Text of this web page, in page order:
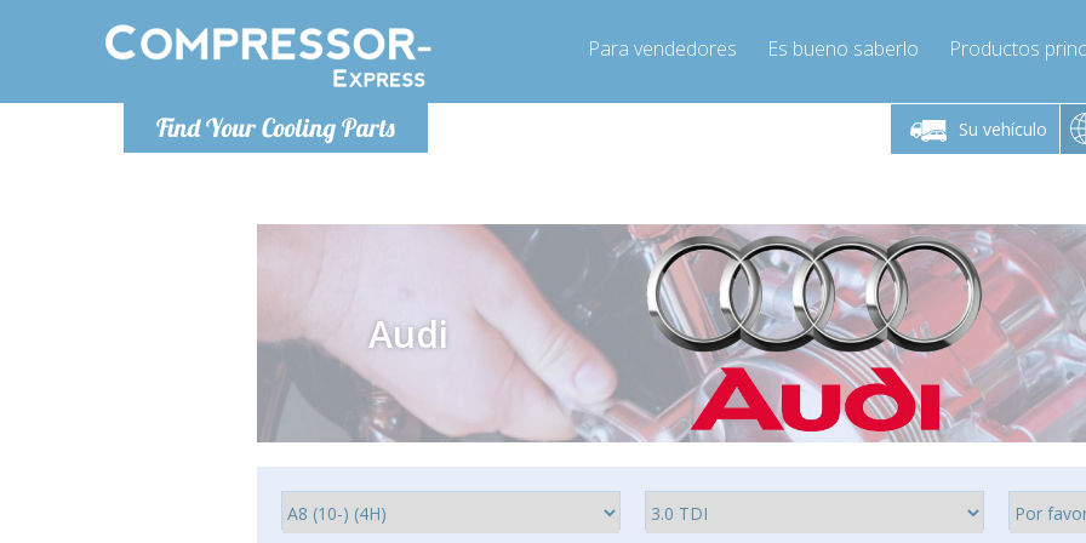
Find Your Cooling Parts
Para vendedores Es bueno saberlo Productos
Su vehículo
De lunes a viernes de 9:00 a De lunes a viernes de 9:00 a
16:00
Info@compressor-express.es
De lunes a
Audi